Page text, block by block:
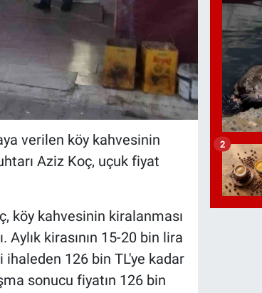
verilen köy kahvesinin
Aziz Koç, uçuk fiyat
köy kahvesinin kiralanması
kirasının 15-20 bin lira
ihaleden 126 bin TL'ye kadar
sonucu fiyatın 126 bin
2